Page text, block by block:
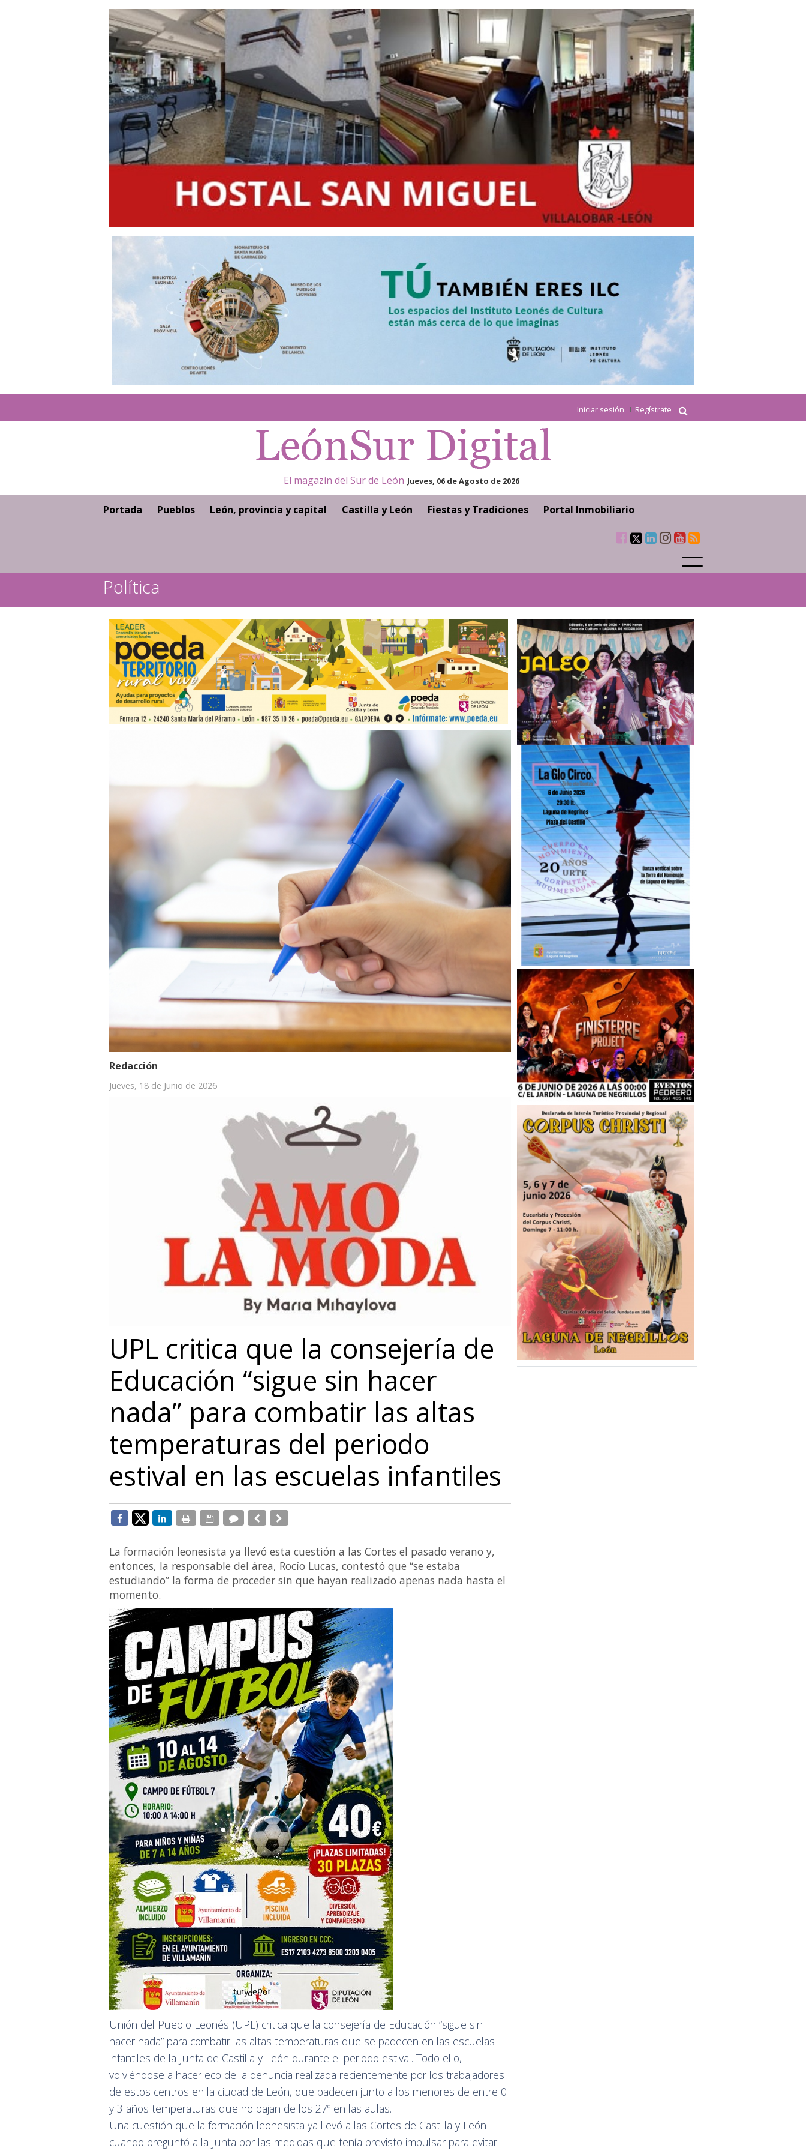
Iniciar sesión Regístrate
El magazín del Sur de León Jueves, 06 de Agosto de 2026
Portada Pueblos León, provincia y capital Castilla y León Fiestas y Tradiciones Portal Inmobiliario
Política
Redacción
Jueves, 18 de Junio de 2026
UPL critica que la consejería de
Educación “sigue sin hacer
nada” para combatir las altas
temperaturas del periodo
estival en las escuelas infantiles
La formación leonesista ya llevó esta cuestión a las Cortes el pasado verano y,
entonces, la responsable del área, Rocío Lucas, contestó que “se estaba
estudiando” la forma de proceder sin que hayan realizado apenas nada hasta el
momento.
Unión del Pueblo Leonés (UPL) critica que la consejería de Educación “sigue sin
hacer nada” para combatir las altas temperaturas que se padecen en las escuelas
infantiles de la Junta de Castilla y León durante el periodo estival. Todo ello,
volviéndose a hacer eco de la denuncia realizada recientemente por los trabajadores
de estos centros en la ciudad de León, que padecen junto a los menores de entre 0
y 3 años temperaturas que no bajan de los 27º en las aulas.
Una cuestión que la formación leonesista ya llevó a las Cortes de Castilla y León
cuando preguntó a la Junta por las medidas que tenía previsto impulsar para evitar